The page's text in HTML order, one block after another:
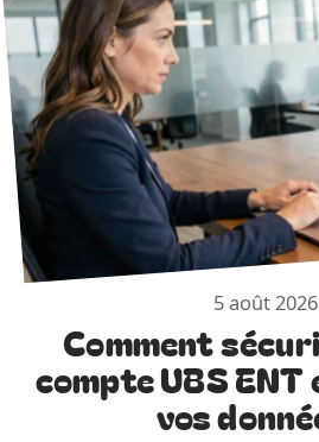
5 août 2026
Comment
compte UBS
vos